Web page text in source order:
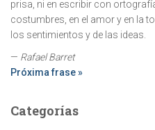
prisa, ni en escribir con
costumbres, en el amor y en la
los sentimientos y de las ideas.
— Rafael Barret
Próxima frase »
Categorías